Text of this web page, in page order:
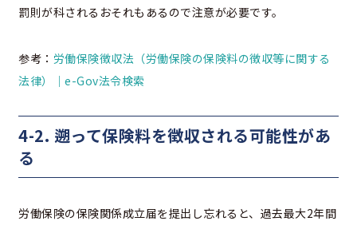
罰則が科されるおそれもあるので注意が必要です。
参考： 労働保険徴収法（労働保険の保険料の徴収等に関する
法律）｜e-Gov法令検索
4-2. 遡って保険料を徴収される可能性があ
る
労働保険の保険関係成立届を提出し忘れると、過去最大2年間